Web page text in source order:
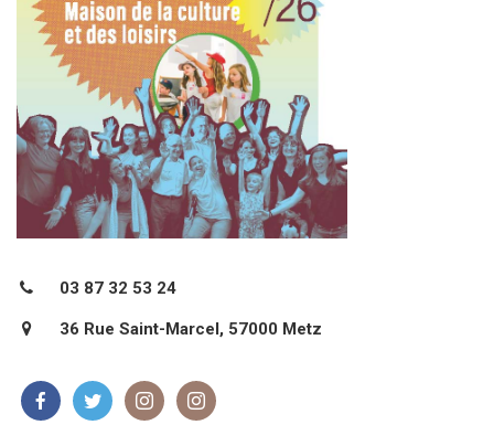
03 87 32 53 24
36 Rue Saint-Marcel, 57000 Metz